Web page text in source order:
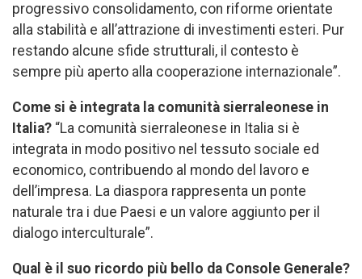
progressivo consolidamento, con riforme orientate
alla stabilità e all’attrazione di investimenti esteri. Pur
restando alcune sfide strutturali, il contesto è
sempre più aperto alla cooperazione internazionale”.
Come si è integrata la comunità sierraleonese in
Italia? “La comunità sierraleonese in Italia si è
integrata in modo positivo nel tessuto sociale ed
economico, contribuendo al mondo del lavoro e
dell’impresa. La diaspora rappresenta un ponte
naturale tra i due Paesi e un valore aggiunto per il
dialogo interculturale”.
Qual è il suo ricordo più bello da Console Generale?